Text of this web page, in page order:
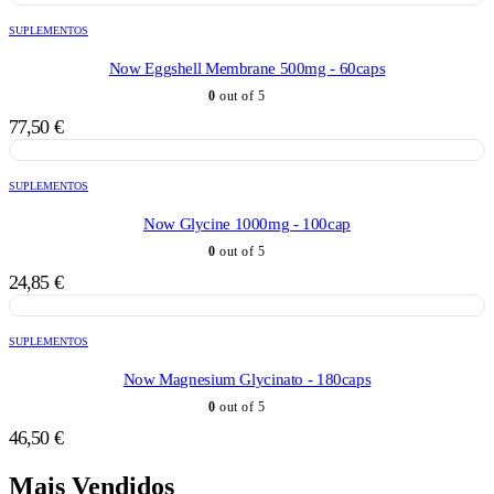
SUPLEMENTOS
Now Eggshell Membrane 500mg - 60caps
0 out of 5
77,50 €
SUPLEMENTOS
Now Glycine 1000mg - 100cap
0 out of 5
24,85 €
SUPLEMENTOS
Now Magnesium Glycinato - 180caps
0 out of 5
46,50 €
Mais Vendidos